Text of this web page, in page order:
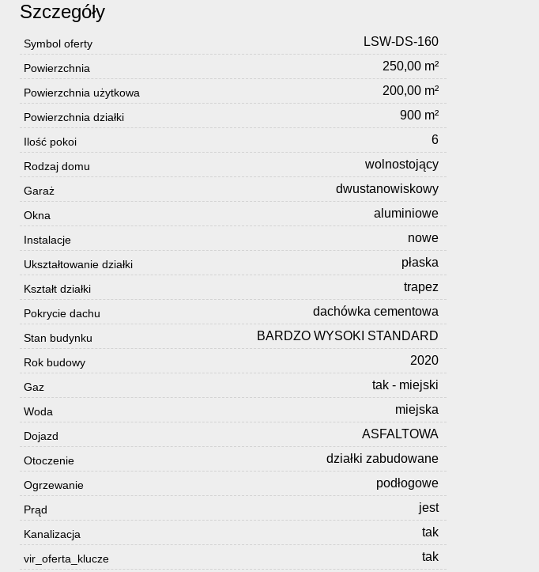
Szczegóły
Symbol oferty LSW-DS-160
Powierzchnia 250,00 m²
Powierzchnia użytkowa 200,00 m²
Powierzchnia działki 900 m²
Ilość pokoi 6
Rodzaj domu wolnostojący
Garaż dwustanowiskowy
Okna aluminiowe
Instalacje nowe
Ukształtowanie działki płaska
Kształt działki trapez
Pokrycie dachu dachówka cementowa
Stan budynku BARDZO WYSOKI STANDARD
Rok budowy 2020
Gaz tak - miejski
Woda miejska
Dojazd ASFALTOWA
Otoczenie działki zabudowane
Ogrzewanie podłogowe
Prąd jest
Kanalizacja tak
vir_oferta_klucze tak